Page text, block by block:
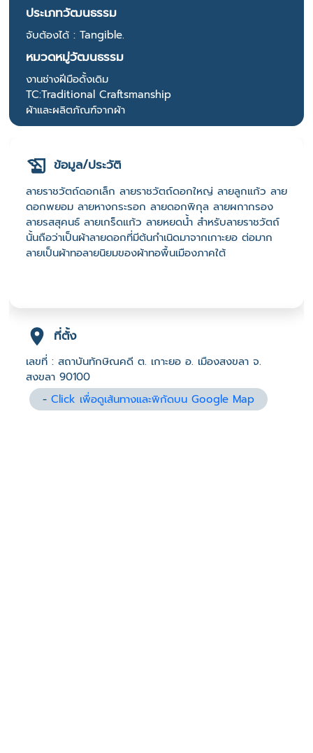
ประเภทวัฒนธรรม
จับต้องได้ : Tangible.
หมวดหมู่วัฒนธรรม
งานช่างฝีมือดั้งเดิม
TC:Traditional Craftsmanship
ผ้าและผลิตภัณฑ์จากผ้า
ข้อมูล/ประวัติ
ลายราชวัตถ์ดอกเล็ก ลายราชวัตถ์ดอกใหญ่ ลายลูกแก้ว ลาย
ดอกพยอม ลายหางกระรอก ลายดอกพิกุล ลายผกากรอง
ลายรสสุคนธ์ ลายเกร็ดแก้ว ลายหยดน้ำ สำหรับลายราชวัตถ์
นั้นถือว่าเป็นผ้าลายดอกที่มีต้นกำเนิดมาจากเกาะยอ ต่อมาก
ลายเป็นผ้าทอลายนิยมของผ้าทอพื้นเมืองภาคใต้
ที่ตั้ง
เลขที่ : สถาบันทักษิณคดี ต. เกาะยอ อ. เมืองสงขลา จ.
สงขลา 90100
-Click เพื่อดูเส้นทางและพิกัดบน Google Map